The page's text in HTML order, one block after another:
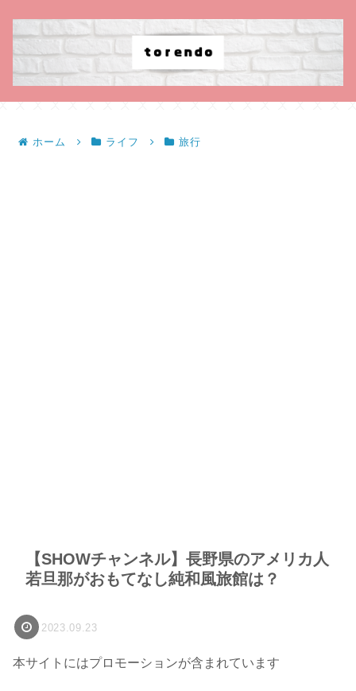
ホーム ライフ 旅行
【SHOWチャンネル】長野県のアメリカ人
若旦那がおもてなし純和風旅館は？
2023.09.23
本サイトにはプロモーションが含まれています